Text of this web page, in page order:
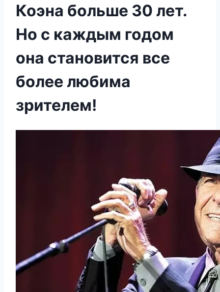
Коэна больше 30 лет.
Но с каждым годом
она становится все
более любима
зрителем!